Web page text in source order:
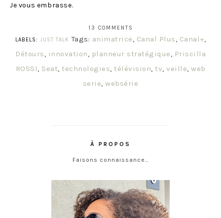
Je vous embrasse.
13 COMMENTS
LABELS:
JUST TALK Tags: animatrice Canal Plus Canal+
Détours
innovation planneur stratégique
Priscilla
ROSSI
Seat technologies télévision tv veille web
serie ,websérie
À PROPOS
Faisons connaissance…